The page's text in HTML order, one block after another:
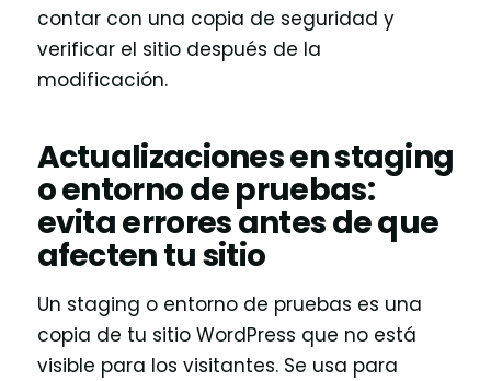
contar con una copia de seguridad y
verificar el sitio después de la
modificación.
Actualizaciones en staging
o entorno de pruebas:
evita errores antes de que
afecten tu sitio
Un staging o entorno de pruebas es una
copia de tu sitio WordPress que no está
visible para los visitantes. Se usa para